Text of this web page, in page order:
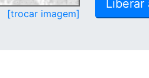
[trocar imagem]